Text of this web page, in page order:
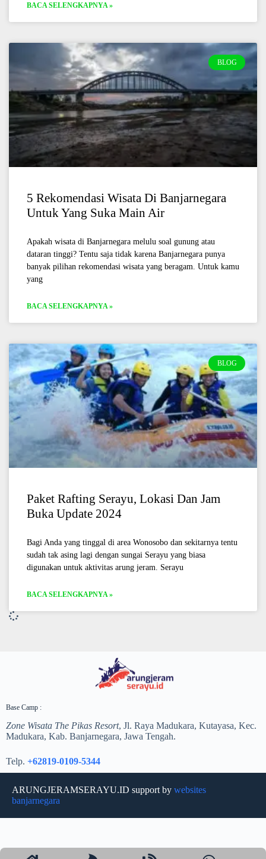
BACA SELENGKAPNYA »
BLOG
5 Rekomendasi Wisata Di Banjarnegara
Untuk Yang Suka Main Air
Apakah wisata di Banjarnegara melulu soal gunung atau
dataran tinggi? Tentu saja tidak karena Banjarnegara punya
banyak pilihan rekomendasi wisata yang beragam. Untuk kamu
yang
BACA SELENGKAPNYA »
BLOG
Paket Rafting Serayu, Lokasi Dan Jam
Buka Update 2024
Bagi Anda yang tinggal di area Wonosobo dan sekitarnya tentu
sudah tak asing lagi dengan sungai Serayu yang biasa
digunakan untuk aktivitas arung jeram. Serayu
BACA SELENGKAPNYA »
Base Camp :
Zone Wisata The Pikas Resort, Jl. Raya Madukara, Kutayasa, Kec.
Madukara, Kab. Banjarnegara, Jawa Tengah.
Telp. +62819-0109-5344
ARUNGJERAMSERAYU.ID support by websites
banjarnegara